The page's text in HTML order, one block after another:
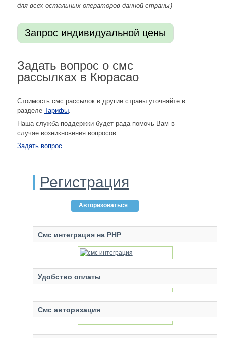
для всех остальных операторов данной страны)
Задать вопрос о смс
рассылках в Кюрасао
Стоимость смс рассылок в другие страны уточняйте в
разделе Тарифы.
Наша служба поддержки будет рада помочь Вам в
случае возникновения вопросов.
Задать вопрос
Регистрация
Авторизоваться
Смс интеграция на PHP
Удобство оплаты
Смс авторизация